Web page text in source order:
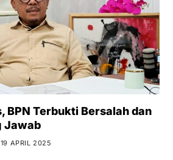
BPN Terbukti Bersalah dan
Jawab
19 APRIL 2025